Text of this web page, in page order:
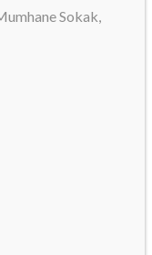
Sokak,